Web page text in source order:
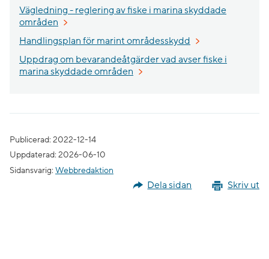
Vägledning - reglering av fiske i marina skyddade
områden
Handlingsplan för marint områdesskydd
Uppdrag om bevarandeåtgärder vad avser fiske i
marina skyddade områden
Publicerad: 2022-12-14
Uppdaterad: 2026-06-10
Sidansvarig: Webbredaktion
Skriv ut
Dela sidan